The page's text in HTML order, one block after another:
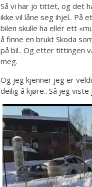
Så vi har jo tittet, og det
ikke vil låne seg ihjel.. På
bilen skulle ha eller ett
å finne en brukt Skoda
på bil.. Og etter tittingen
meg.
Og jeg kjenner jeg er
deilig å kjøre.. Så jeg